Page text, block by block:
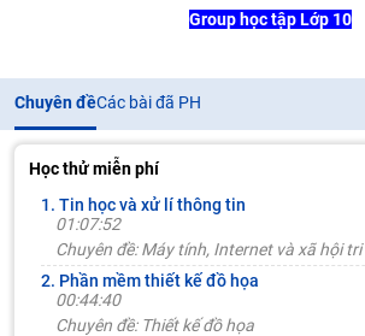
Group học tập Lớp 10
Chuyên đềCác bài đã PH
Học thử miễn phí
1. Tin học và xử lí thông tin
01:07:52
Chuyên đề: Máy tính, Internet và xã hội
2. Phần mềm thiết kế đồ họa
00:44:40
Chuyên đề: Thiết kế đồ họa